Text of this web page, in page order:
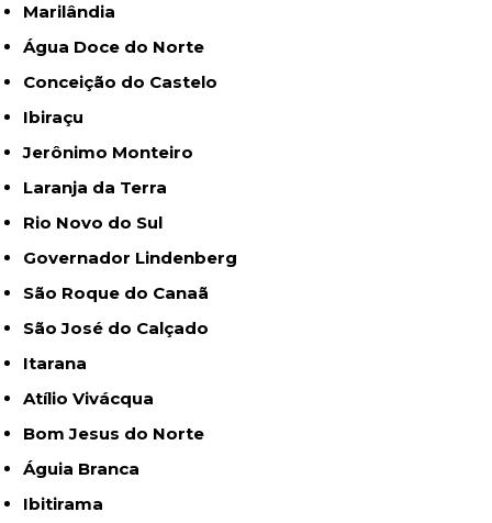
Marilândia
Água Doce do Norte
Conceição do Castelo
Ibiraçu
Jerônimo Monteiro
Laranja da Terra
Rio Novo do Sul
Governador Lindenberg
São Roque do Canaã
São José do Calçado
Itarana
Atílio Vivácqua
Bom Jesus do Norte
Águia Branca
Ibitirama